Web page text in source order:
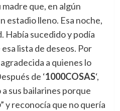
que, en algún
estadio lleno. Esa noche,
Había sucedido y podía
lista de deseos. Por
a quienes lo
de ‘1000COSAS‘,
sus bailarines porque
” y reconocía que no quería